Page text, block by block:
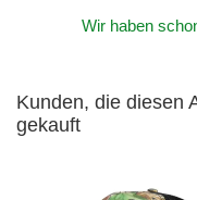
Wir haben
Kunden, die diesen
gekauft